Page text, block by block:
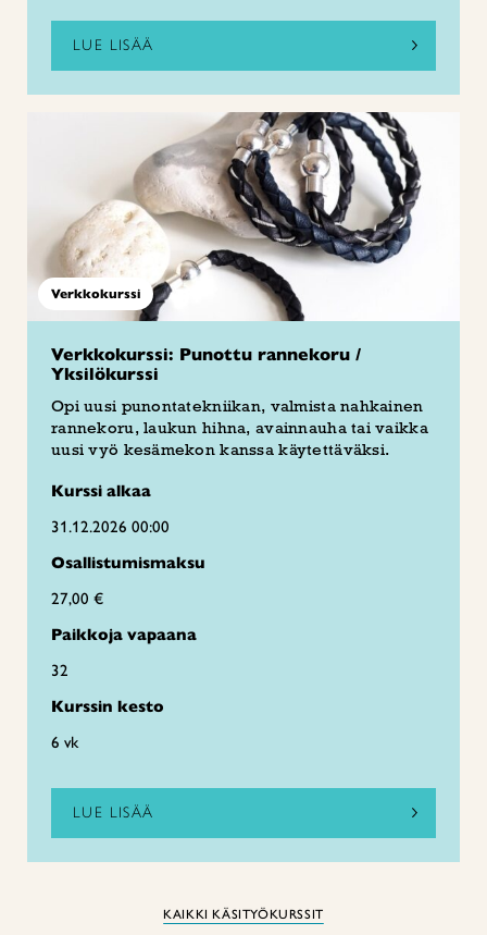
LUE LISÄÄ
Verkkokurssi
Verkkokurssi: Punottu rannekoru /
Yksilökurssi
Opi uusi punontatekniikan, valmista nahkainen
rannekoru, laukun hihna, avainnauha tai vaikka
uusi vyö kesämekon kanssa käytettäväksi.
Kurssi alkaa
31.12.2026 00:00
Osallistumismaksu
27,00 €
Paikkoja vapaana
32
Kurssin kesto
6 vk
LUE LISÄÄ
KAIKKI KÄSITYÖKURSSIT